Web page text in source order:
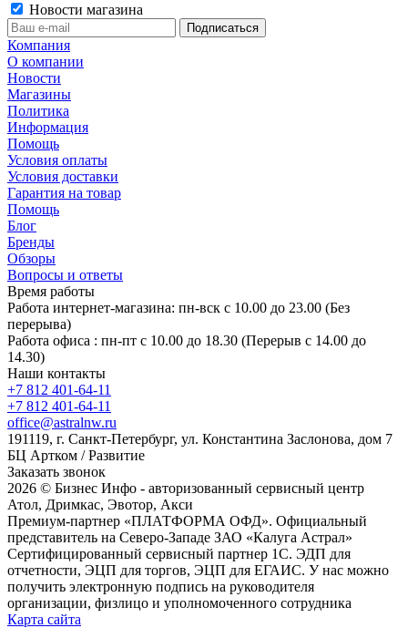
Новости магазина
Компания
О компании
Новости
Магазины
Политика
Информация
Помощь
Условия оплаты
Условия доставки
Гарантия на товар
Помощь
Блог
Бренды
Обзоры
Вопросы и ответы
Время работы
Работа интернет-магазина: пн-вск с 10.00 до 23.00 (Без
перерыва)
Работа офиса : пн-пт с 10.00 до 18.30 (Перерыв с 14.00 до
14.30)
Наши контакты
+7 812 401-64-11
+7 812 401-64-11
office@astralnw.ru
191119, г. Санкт-Петербург, ул. Константина Заслонова, дом 7
БЦ Артком / Развитие
Заказать звонок
2026 © Бизнес Инфо - авторизованный сервисный центр
Атол, Дримкас, Эвотор, Акси
Премиум-партнер «ПЛАТФОРМА ОФД». Официальный
представитель на Северо-Западе ЗАО «Калуга Астрал»
Сертифицированный сервисный партнер 1C. ЭДП для
отчетности, ЭЦП для торгов, ЭЦП для ЕГАИС. У нас можно
получить электронную подпись на руководителя
организации, физлицо и уполномоченного сотрудника
Карта сайта